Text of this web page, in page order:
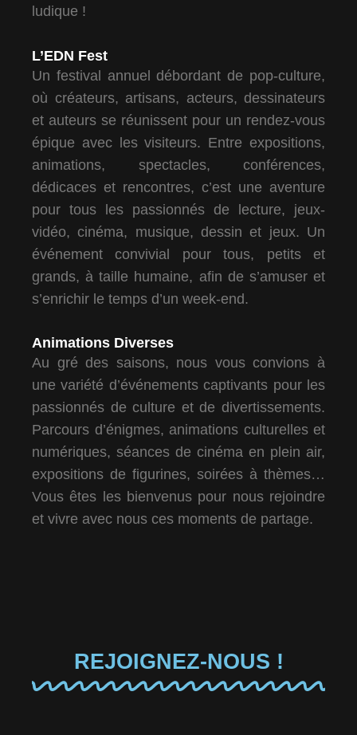
ludique !
L’EDN Fest
Un festival annuel débordant de pop-culture,
où créateurs, artisans, acteurs, dessinateurs
et auteurs se réunissent pour un rendez-vous
épique avec les visiteurs. Entre expositions,
animations, spectacles, conférences,
dédicaces et rencontres, c’est une aventure
pour tous les passionnés de lecture, jeux-
vidéo, cinéma, musique, dessin et jeux. Un
événement convivial pour tous, petits et
grands, à taille humaine, afin de s’amuser et
s’enrichir le temps d’un week-end.
Animations Diverses
Au gré des saisons, nous vous convions à
une variété d’événements captivants pour les
passionnés de culture et de divertissements.
Parcours d’énigmes, animations culturelles et
numériques, séances de cinéma en plein air,
expositions de figurines, soirées à thèmes…
Vous êtes les bienvenus pour nous rejoindre
et vivre avec nous ces moments de partage.
REJOIGNEZ-NOUS !